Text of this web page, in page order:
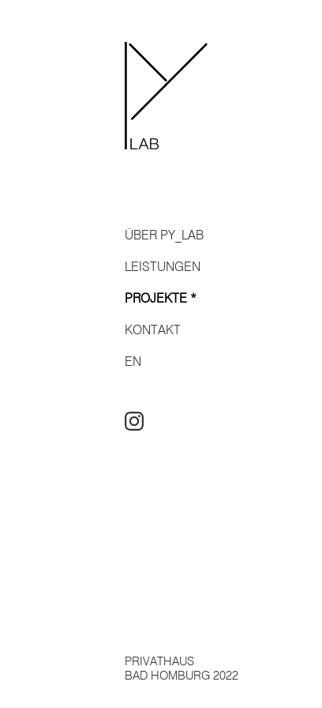
ÜBER PY_LAB
LEISTUNGEN
PROJEKTE *
KONTAKT
EN
PRIVATHAUS
BAD HOMBURG 2022